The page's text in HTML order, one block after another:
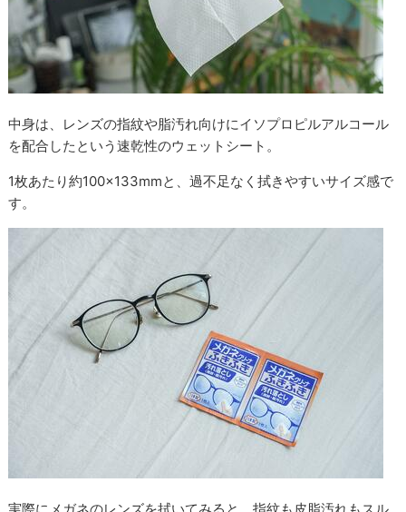
中身は、レンズの指紋や脂汚れ向けにイソプロピルアルコール
を配合したという速乾性のウェットシート。
1枚あたり約100×133mmと、過不足なく拭きやすいサイズ感で
す。